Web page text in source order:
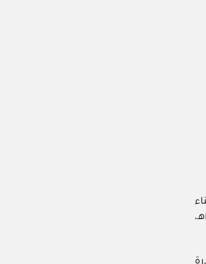
السعودي الصادر بالمرسوم الملكي رقم (م / ٤٣) وتاريخ ٢٦ / ‏٤‏ / ١٤٣٨هـ،